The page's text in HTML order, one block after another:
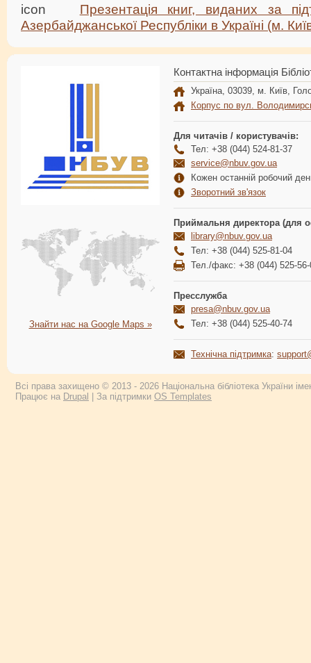
Презентація книг, виданих за
Азербайджанської Республіки в Україні (м.
Знайти нас на Google Maps »
Контактна інформація
Україна, 03039, м. Київ,
Корпус по вул.
Для читачів / користувачів:
Тел: +38 (044) 524-81-37
service@nbuv.gov.ua
Кожен останній робочий
Зворотний зв'язок
Приймальня директора (для
library@nbuv.gov.ua
Тел: +38 (044) 525-81-04
Тел./факс: +38 (044) 525-56-
Пресслужба
presa@nbuv.gov.ua
Тел: +38 (044) 525-40-74
Технічна підтримка:
Всі права захищено © 2013 - 2026 Національна бібліотека України
Працює на Drupal | За підтримки OS Templates